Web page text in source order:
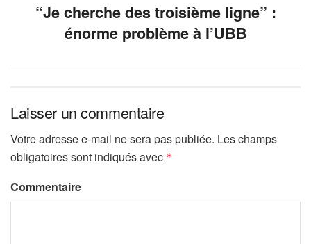
“Je cherche des troisième ligne” :
énorme problème à l’UBB
Laisser un commentaire
Votre adresse e-mail ne sera pas publiée. Les champs
obligatoires sont indiqués avec *
Commentaire